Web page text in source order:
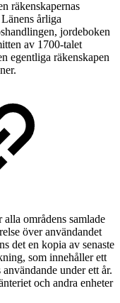
räkenskapernas
årliga
jordeboken
av 1700-talet
egentliga räkenskapen
områdens samlade
över användandet
det en kopia av senaste
som innehåller ett
under ett år.
och andra enheter